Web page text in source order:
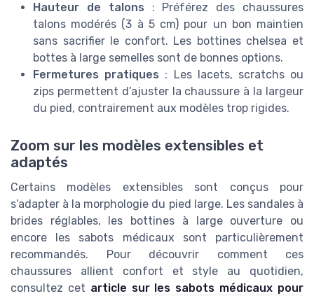
Hauteur de talons : Préférez des chaussures
talons modérés (3 à 5 cm) pour un bon maintien
sans sacrifier le confort. Les bottines chelsea et
bottes à large semelles sont de bonnes options.
Fermetures pratiques : Les lacets, scratchs ou
zips permettent d’ajuster la chaussure à la largeur
du pied, contrairement aux modèles trop rigides.
Zoom sur les modèles extensibles et
adaptés
Certains modèles extensibles sont conçus pour
s’adapter à la morphologie du pied large. Les sandales à
brides réglables, les bottines à large ouverture ou
encore les sabots médicaux sont particulièrement
recommandés. Pour découvrir comment ces
chaussures allient confort et style au quotidien,
consultez cet article sur les sabots médicaux pour